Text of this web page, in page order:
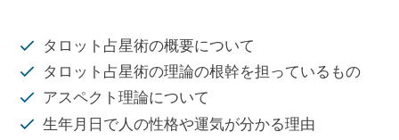
タロット占星術の概要について
タロット占星術の理論の根幹を担っているもの
アスペクト理論について
生年月日で人の性格や運気が分かる理由